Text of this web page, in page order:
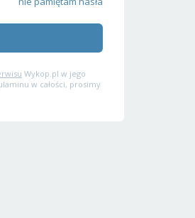
Wykop.pl w jego
w całości, prosimy